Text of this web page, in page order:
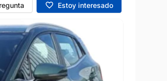
Estoy interesado